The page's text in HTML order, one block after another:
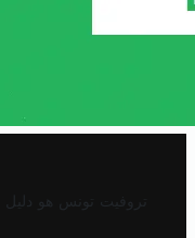
تروفيت تونس هو دليل